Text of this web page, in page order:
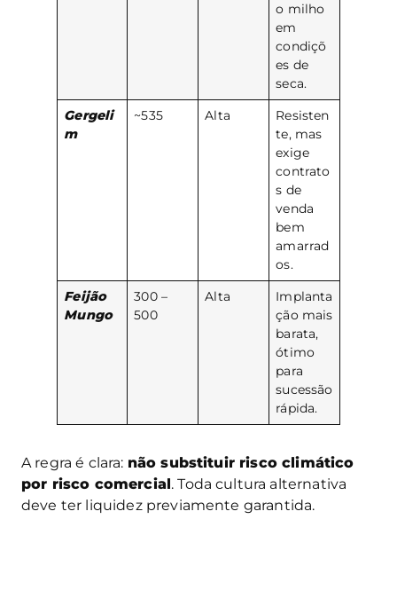
o milho
em
condiçõ
es de
seca.
Gergeli
m
~535 Alta
Resisten
te, mas
exige
contrato
s de
venda
bem
amarrad
os.
Feijão
Mungo
300 –
500
Alta
Implanta
ção mais
barata,
ótimo
para
sucessão
rápida.
A regra é clara: não substituir risco climático
por risco comercial. Toda cultura alternativa
deve ter liquidez previamente garantida.